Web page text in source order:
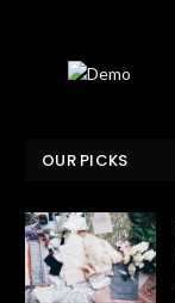
OUR PICKS